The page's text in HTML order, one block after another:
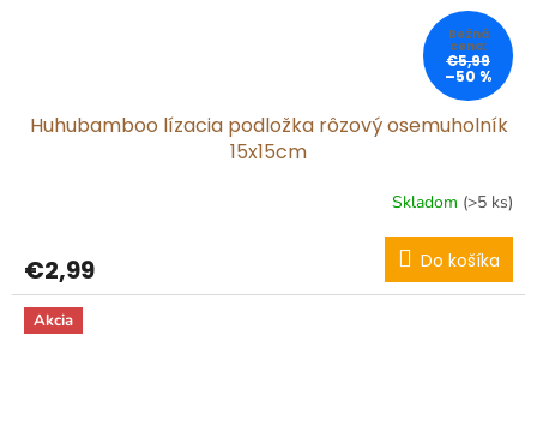
€5,99
–50 %
Huhubamboo lízacia podložka rôzový osemuholník
15x15cm
Skladom (>5 ks)
€2,99 Do košíka
Akcia